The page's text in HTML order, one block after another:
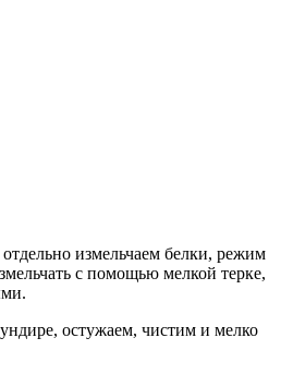
измельчаем белки, режим
с помощью мелкой терке,
остужаем, чистим и мелко